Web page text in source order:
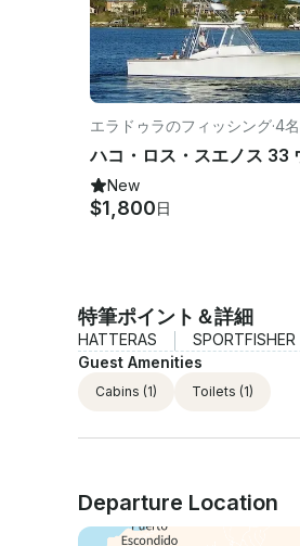
エラドゥラのフィッシング·4
New
$1,800日
特筆ポイント＆詳細
HATTERAS SPORTFISHER
Guest Amenities
Cabins (1) Toilets (1)
Departure Location